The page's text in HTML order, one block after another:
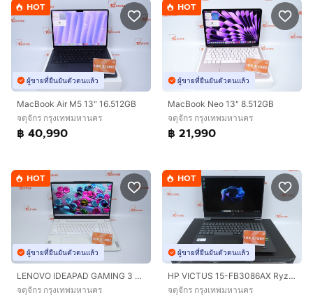
HOT
ผู้ขายที่ยืนยันตัวตนแล้ว
MacBook Air M5 13" 16.512GB
จตุจักร กรุงเทพมหานคร
฿ 40,990
HOT
ผู้ขายที่ยืนยันตัวตนแล้ว
MacBook Neo 13" 8.512GB
จตุจักร กรุงเทพมหานคร
฿ 21,990
HOT
ผู้ขายที่ยืนยันตัวตนแล้ว
LENOVO IDEAPAD GAMING 3 Core i5-12500H RTX3050TI 24 - 1.5TB
จตุจักร กรุงเทพมหานคร
HOT
ผู้ขายที่ยืนยันตัวตนแล้ว
HP VICTUS 15-FB3086AX Ryzen 7 7445HS.RTX4050 RAM16.512GB
จตุจักร กรุงเทพมหานคร